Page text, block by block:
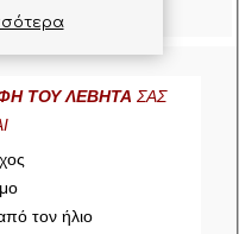
ΤΟΥ ΛΕΒΗΤΑ ΣΑΣ
τον ήλιο